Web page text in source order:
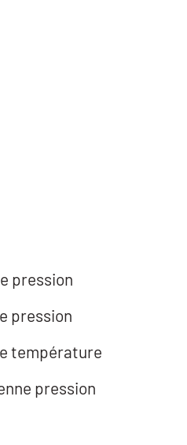
pression
pression
température
pression